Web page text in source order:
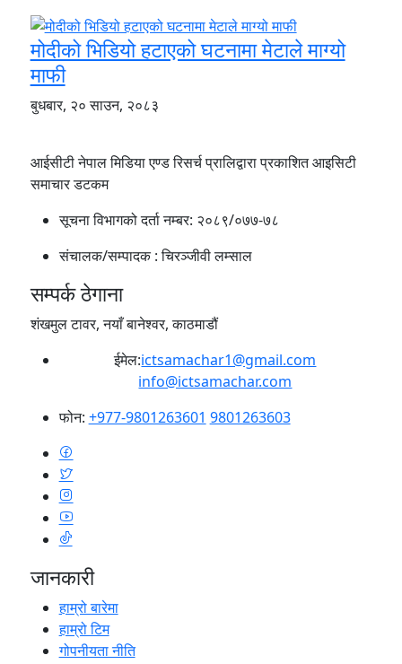
मोदीको भिडियो हटाएको घटनामा मेटाले माग्यो
माफी
बुधबार, २० साउन, २०८३
आईसीटी नेपाल मिडिया एण्ड रिसर्च प्रालिद्वारा प्रकाशित आइसिटी
समाचार डटकम
सूचना विभागको दर्ता नम्बर: २०८९/०७७-७८
संचालक/सम्पादक :चिरञ्जीवी लम्साल
सम्पर्क ठेगाना
शंखमुल टावर, नयाँ बानेश्वर, काठमाडौं
ईमेल:ictsamachar1@gmail.com
info@ictsamachar.com
फोन: +977-9801263601 9801263603
जानकारी
हाम्रो बारेमा
हाम्रो टिम
गोपनीयता नीति